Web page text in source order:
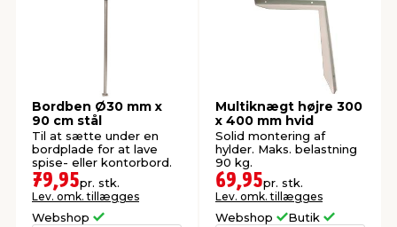
Bordben Ø30 mm x
90 cm stål
Til at sætte under en
bordplade for at lave
spise- eller kontorbord.
79,95pr. stk.
Lev. omk. tillægges
Webshop
Multiknægt højre 300
x 400 mm hvid
Solid montering af
hylder. Maks. belastning
90 kg.
69,95pr. stk.
Lev. omk. tillægges
Webshop Butik